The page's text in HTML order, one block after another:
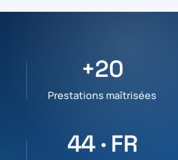
+20
Prestations maîtrisées
44 · FR